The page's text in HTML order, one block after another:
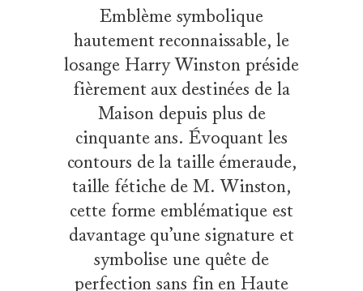
Emblème symbolique
hautement reconnaissable, le
losange Harry Winston préside
fièrement aux destinées de la
Maison depuis plus de
cinquante ans. Évoquant les
contours de la taille émeraude,
taille fétiche de M. Winston,
cette forme emblématique est
davantage qu’une signature et
symbolise une quête de
perfection sans fin en Haute